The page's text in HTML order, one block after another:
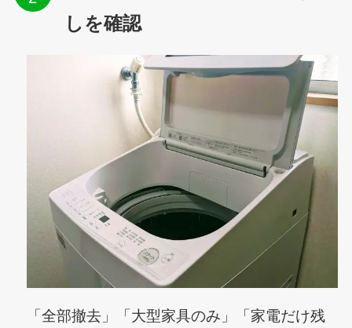
しを確認
「全部撤去」「大型家具のみ」「家電だけ残